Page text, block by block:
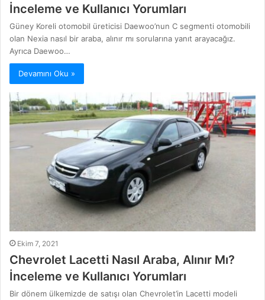
İnceleme ve Kullanıcı Yorumları
Güney Koreli otomobil üreticisi Daewoo’nun C segmenti otomobili
olan Nexia nasıl bir araba, alınır mı sorularına yanıt arayacağız.
Ayrıca Daewoo…
Devamını Oku »
Ekim 7, 2021
Chevrolet Lacetti Nasıl Araba, Alınır Mı?
İnceleme ve Kullanıcı Yorumları
Bir dönem ülkemizde de satışı olan Chevrolet’in Lacetti modeli